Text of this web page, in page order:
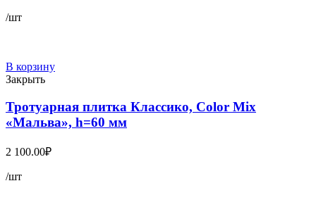
/шт
В корзину
Закрыть
Тротуарная плитка Классико, Color Mix
«Мальва», h=60 мм
2 100.00₽
/шт